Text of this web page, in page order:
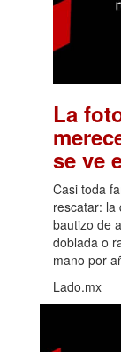
La
se ve
Casi toda
rescatar: la
bautizo de
doblada o
mano por
Lado.mx